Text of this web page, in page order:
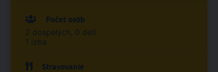
Počet osôb
2 dospelých, 0 detí
1 izba
Stravovanie